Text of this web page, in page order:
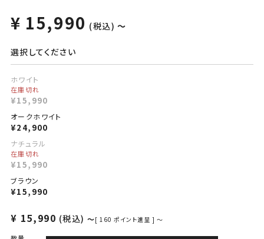
¥ 15,990 税込 〜
選択してください
ホワイト
在庫切れ
¥15,990
オークホワイト
¥24,900
ナチュラル
在庫切れ
¥15,990
ブラウン
¥15,990
¥ 15,990 税込 〜[ 160 ポイント進呈 ] 〜